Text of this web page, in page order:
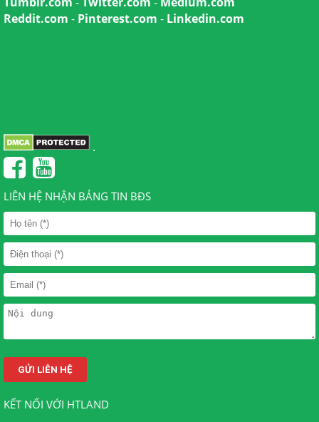
Reddit.com - Pinterest.com - Linkedin.com
.
LIÊN HỆ NHẬN BẢNG TIN BĐS
KẾT NỐI VỚI HTLAND